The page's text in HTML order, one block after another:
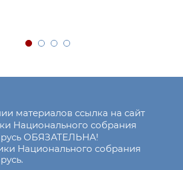
материалов ссылка на сайт
Национального собрания
ОБЯЗАТЕЛЬНА!
Национального собрания